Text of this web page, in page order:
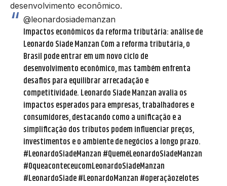
desenvolvimento econômico.
@leonardosiademanzan
Impactos econômicos da reforma tributária: análise de
Leonardo Siade Manzan Com a reforma tributária, o
Brasil pode entrar em um novo ciclo de
desenvolvimento econômico, mas também enfrenta
desafios para equilibrar arrecadação e
competitividade. Leonardo Siade Manzan avalia os
impactos esperados para empresas, trabalhadores e
consumidores, destacando como a unificação e a
simplificação dos tributos podem influenciar preços,
investimentos e o ambiente de negócios a longo prazo.
#LeonardoSiadeManzan #QueméLeonardoSiadeManzan
#OqueaconteceucomLeonardoSiadeManzan
#LeonardoSiade#LeonardoManzan #operaçãozelotes